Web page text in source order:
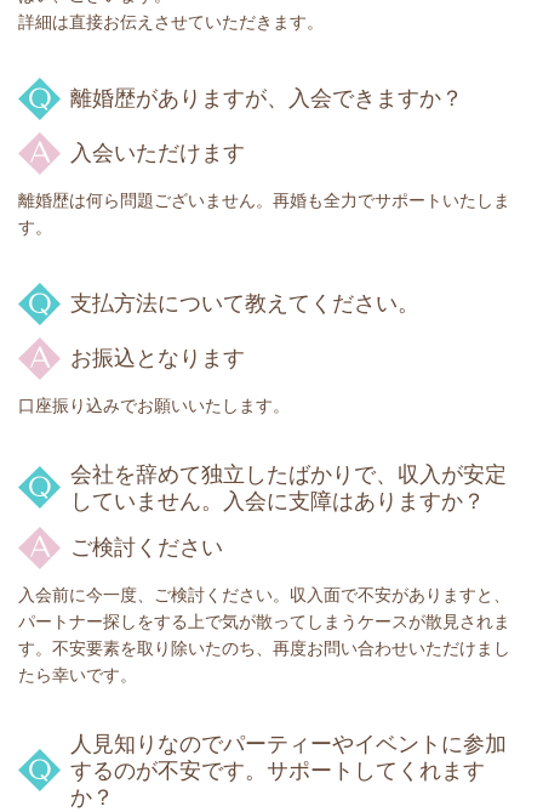
詳細は直接お伝えさせていただきます。
離婚歴がありますが、入会できますか？
入会いただけます
離婚歴は何ら問題ございません。再婚も全力でサポートいたしま
す。
支払方法について教えてください。
お振込となります
口座振り込みでお願いいたします。
会社を辞めて独立したばかりで、収入が安定
していません。入会に支障はありますか？
ご検討ください
入会前に今一度、ご検討ください。収入面で不安がありますと、
パートナー探しをする上で気が散ってしまうケースが散見されま
す。不安要素を取り除いたのち、再度お問い合わせいただけまし
たら幸いです。
人見知りなのでパーティーやイベントに参加
するのが不安です。サポートしてくれます
か？